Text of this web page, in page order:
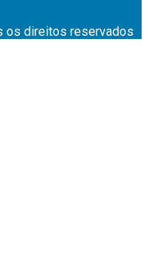
os direitos reservados